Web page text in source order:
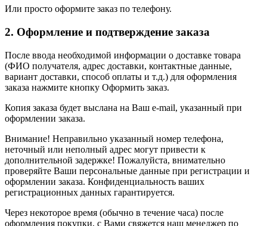
Или просто оформите заказ по телефону.
2. Оформление и подтверждение заказа
После ввода необходимой информации о доставке товара
(ФИО получателя, адрес доставки, контактные данные,
вариант доставки, способ оплаты и т.д.) для оформления
заказа нажмите кнопку Оформить заказ.
Копия заказа будет выслана на Ваш e-mail, указанный при
оформлении заказа.
Внимание! Неправильно указанный номер телефона,
неточный или неполный адрес могут привести к
дополнительной задержке! Пожалуйста, внимательно
проверяйте Ваши персональные данные при регистрации и
оформлении заказа. Конфиденциальность ваших
регистрационных данных гарантируется.
Через некоторое время (обычно в течение часа) после
оформления покупки, с Вами свяжется наш менеджер по